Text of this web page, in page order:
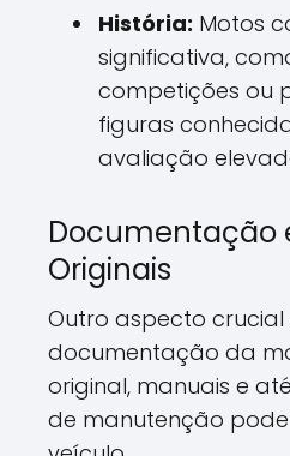
História: Motos
significativa,
competições ou
figuras
avaliação
Documentação
Originais
Outro aspecto
documentação da
original, manuais e
de manutenção